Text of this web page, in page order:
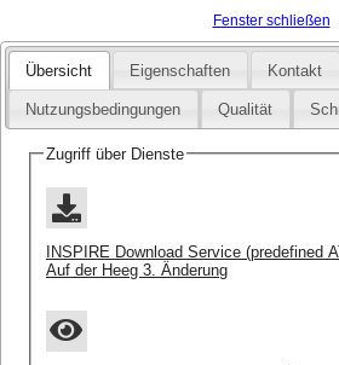
Fenster schließen
Übersicht Eigenschaften Kontakt
Nutzungsbedingungen Qualität
Zugriff über Dienste
INSPIRE Download Service (predefined
Auf der Heeg 3. Änderung